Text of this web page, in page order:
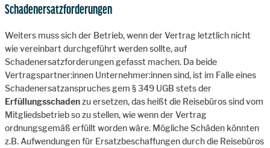
Schadenersatzforderungen
Weiters muss sich der Betrieb, wenn der Vertrag letztlich nicht
wie vereinbart durchgeführt werden sollte, auf
Schadenersatzforderungen gefasst machen. Da beide
Vertragspartner:innen Unternehmer:innen sind, ist im Falle eines
Schadenersatzanspruches gem § 349 UGB stets der
Erfüllungsschadenzu ersetzen, das heißt die Reisebüros sind vom
Mitgliedsbetrieb so zu stellen, wie wenn der Vertrag
ordnungsgemäß erfüllt worden wäre. Mögliche Schäden könnten
z.B. Aufwendungen für Ersatzbeschaffungen durch die Reisebüros